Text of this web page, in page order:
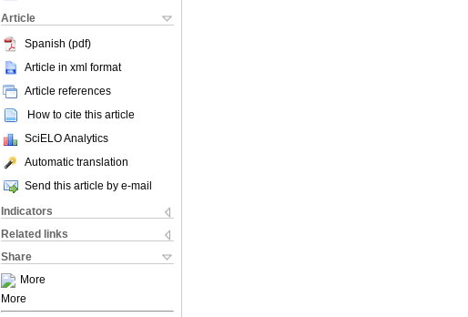
Article
Spanish (pdf)
Article in xml format
Article references
How to cite this article
SciELO Analytics
Automatic translation
Send this article by e-mail
Indicators
Related links
Share
More
More